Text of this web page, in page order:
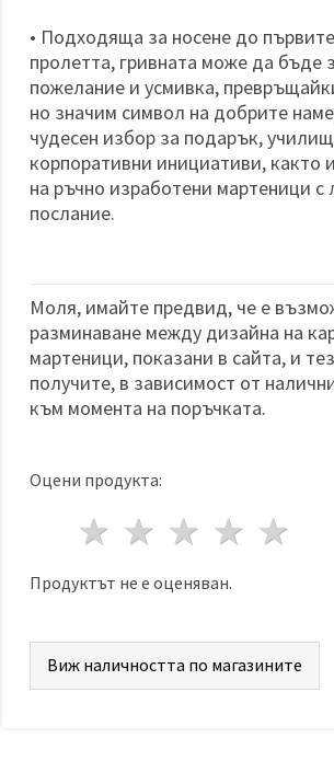
• Подходяща за носене до
пролетта, гривната може да бъде
пожелание и усмивка,
но значим символ на добрите
чудесен избор за подарък,
корпоративни инициативи, както
на ръчно изработени мартеници с
послание.
Моля, имайте предвид, че е
разминаване между дизайна на
мартеници, показани в сайта, и
получите, в зависимост от
към момента на поръчката.
Оцени продукта:
4
3 звезди
2 звезди
1 звезда
Продуктът не е оценяван.
Виж наличността по магазините